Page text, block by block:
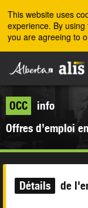
This website uses
experience. By
you are agreeing to
OCC
info
Offres d’emploi
Détails de